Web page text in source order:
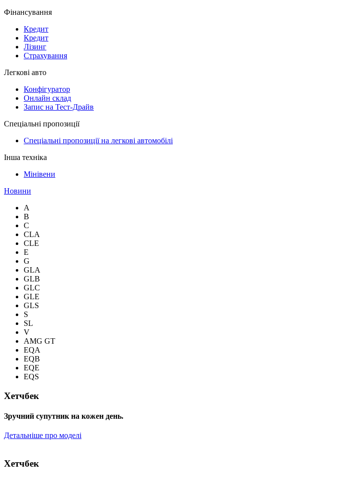
Фінансування
Кредит
Кредит
Лізинг
Страхування
Легкові авто
Конфігуратор
Онлайн склад
Запис на Тест-Драйв
Спеціальні пропозиції
Спеціальні пропозиції на легкові автомобілі
Інша техніка
Мінівени
Новини
A
B
C
CLA
CLE
E
G
GLA
GLB
GLC
GLE
GLS
S
SL
V
AMG GT
EQA
EQB
EQE
EQS
Хетчбек
Зручний супутник на кожен день.
Детальніше про моделі
Хетчбек